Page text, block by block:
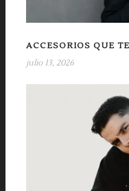
ACCESORIOS QUE
julio 13, 2026